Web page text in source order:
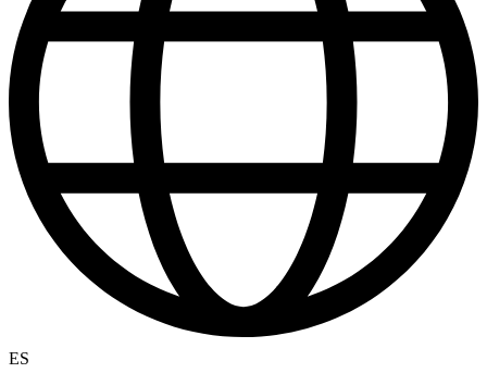
ES